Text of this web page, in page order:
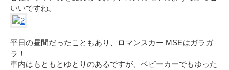
いいですね。
平日の昼間だったこともあり、ロマンスカー MSEはガラガ
ラ！
車内はもともとゆとりのあるですが、ベビーカーでもゆった